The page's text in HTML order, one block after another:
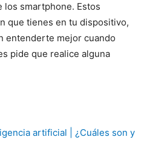
los smartphone. Estos
que tienes en tu dispositivo,
entenderte mejor cuando
pide que realice alguna
artificial | ¿Cuáles son y